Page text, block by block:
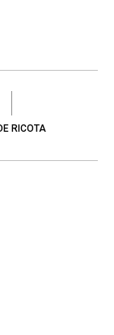
RICOTA